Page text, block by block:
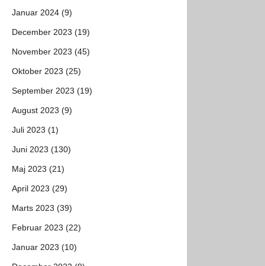
Januar 2024 (9)
December 2023 (19)
November 2023 (45)
Oktober 2023 (25)
September 2023 (19)
August 2023 (9)
Juli 2023 (1)
Juni 2023 (130)
Maj 2023 (21)
April 2023 (29)
Marts 2023 (39)
Februar 2023 (22)
Januar 2023 (10)